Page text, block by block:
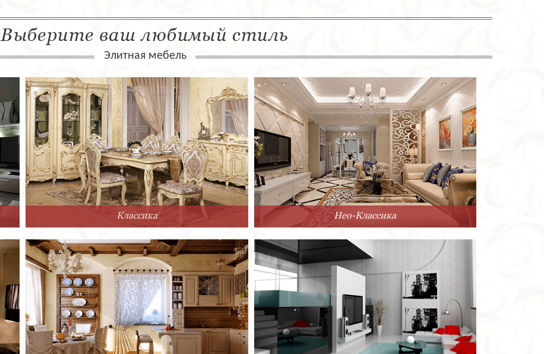
Выберите ваш любимый стиль
Элитная мебель
Классика Нео-Классика